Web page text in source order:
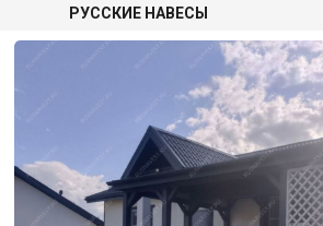
РУССКИЕ НАВЕСЫ